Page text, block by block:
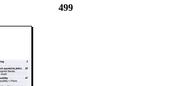
499